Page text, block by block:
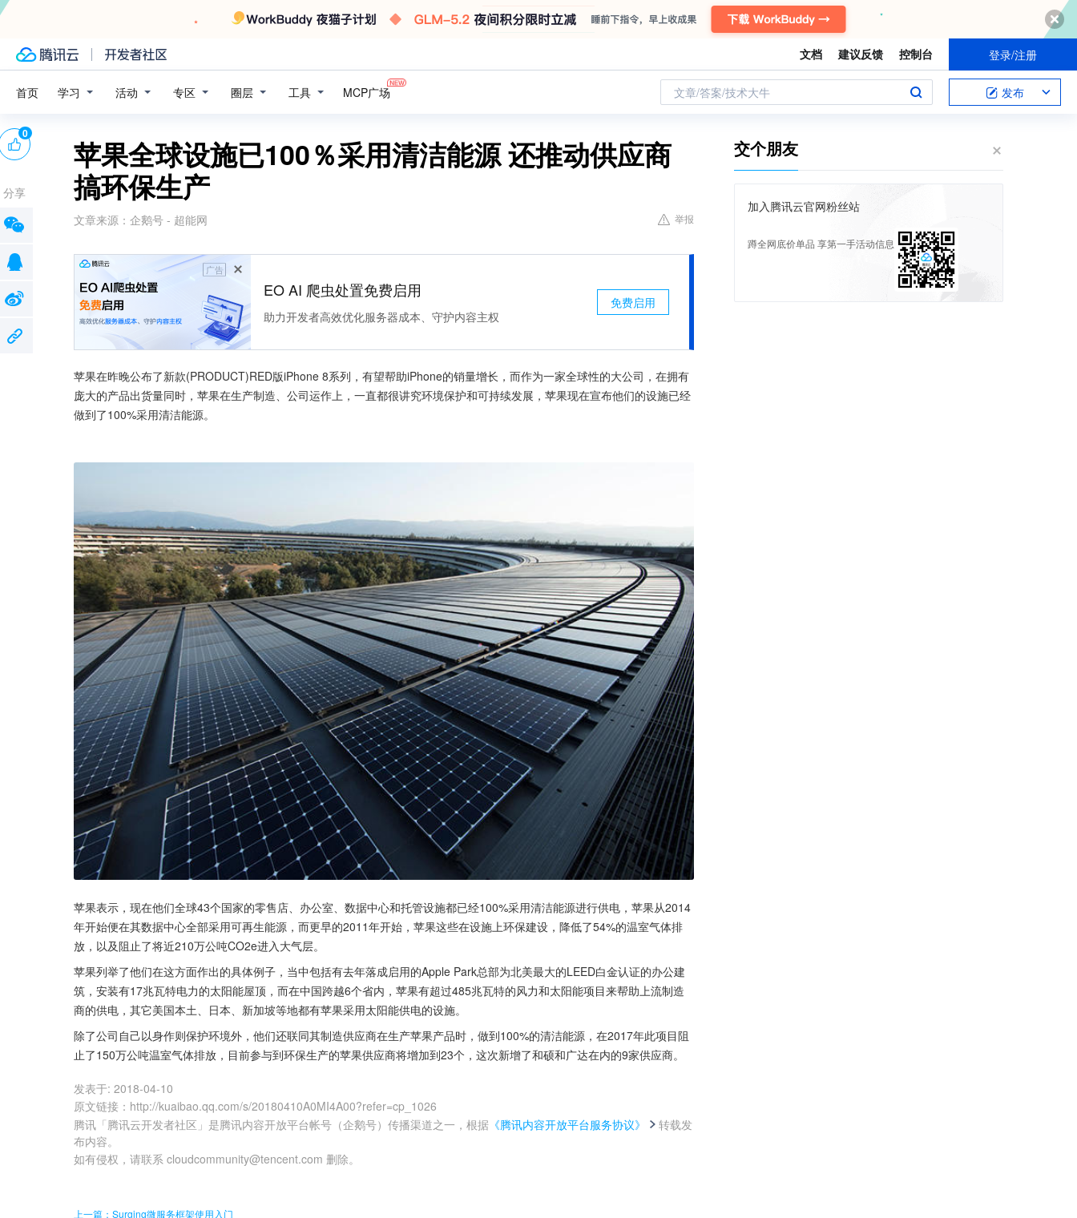
文档 建议反馈 控制台 登录/注册
首页 学习 活动 专区 圈层 工具 MCP广场 文章/答案/技术大牛 发布
苹果全球设施已100％采用清洁能源 还推动供应商
搞环保生产
文章来源： 企鹅号 - 超能网 举报
广告
EO AI 爬虫处置免费启用
助力开发者高效优化服务器成本、守护内容主权
免费启用
苹果在昨晚公布了新款(PRODUCT)RED版iPhone 8系列，有望帮助iPhone的销量增长，而作为一家全球性的大公司，在拥有
庞大的产品出货量同时，苹果在生产制造、公司运作上，一直都很讲究环境保护和可持续发展，苹果现在宣布他们的设施已经
做到了100%采用清洁能源。
苹果表示，现在他们全球43个国家的零售店、办公室、数据中心和托管设施都已经100%采用清洁能源进行供电，苹果从2014
年开始便在其数据中心全部采用可再生能源，而更早的2011年开始，苹果这些在设施上环保建设，降低了54%的温室气体排
放，以及阻止了将近210万公吨CO2e进入大气层。
苹果列举了他们在这方面作出的具体例子，当中包括有去年落成启用的Apple Park总部为北美最大的LEED白金认证的办公建
筑，安装有17兆瓦特电力的太阳能屋顶，而在中国跨越6个省内，苹果有超过485兆瓦特的风力和太阳能项目来帮助上流制造
商的供电，其它美国本土、日本、新加坡等地都有苹果采用太阳能供电的设施。
除了公司自己以身作则保护环境外，他们还联同其制造供应商在生产苹果产品时，做到100%的清洁能源，在2017年此项目阻
止了150万公吨温室气体排放，目前参与到环保生产的苹果供应商将增加到23个，这次新增了和硕和广达在内的9家供应商。
发表于: 2018-04-10
原文链接 ： http://kuaibao.qq.com/s/20180410A0MI4A00?refer=cp_1026
腾讯「腾讯云开发者社区」是腾讯内容开放平台帐号（企鹅号）传播渠道之一，根据 《腾讯内容开放平台服务协议》
转载发
布内容。
如有侵权，请联系 cloudcommunity@tencent.com 删除。
0
分享
上一篇：Surging微服务框架使用入门
交个朋友
加入腾讯云官网粉丝站
蹲全网底价单品 享第一手活动信息